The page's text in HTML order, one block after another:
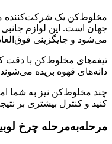
مخلوط‌کن یک شرکت‌کننده
جهان است. این لوازم جانبی
می‌شود و جایگزینی
تیغه‌های مخلوط‌کن با دقت
دانه‌های قهوه بریده
چند مخلوط‌کن نیز به شما
کنید و کنترل بیشتری بر
مرحله‌به‌مرحله چرخ